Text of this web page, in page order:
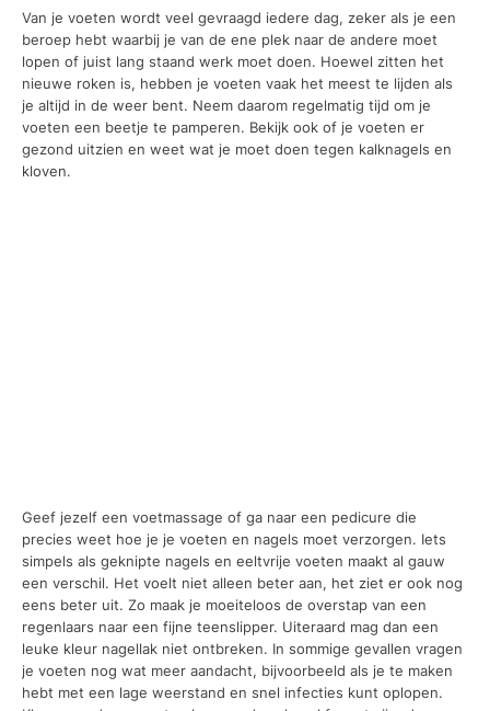
Van je voeten wordt veel gevraagd iedere dag, zeker als je een
beroep hebt waarbij je van de ene plek naar de andere moet
lopen of juist lang staand werk moet doen. Hoewel zitten het
nieuwe roken is, hebben je voeten vaak het meest te lijden als
je altijd in de weer bent. Neem daarom regelmatig tijd om je
voeten een beetje te pamperen. Bekijk ook of je voeten er
gezond uitzien en weet wat je moet doen tegen kalknagels en
kloven.
Geef jezelf een voetmassage of ga naar een pedicure die
precies weet hoe je je voeten en nagels moet verzorgen. Iets
simpels als geknipte nagels en eeltvrije voeten maakt al gauw
een verschil. Het voelt niet alleen beter aan, het ziet er ook nog
eens beter uit. Zo maak je moeiteloos de overstap van een
regenlaars naar een fijne teenslipper. Uiteraard mag dan een
leuke kleur nagellak niet ontbreken. In sommige gevallen vragen
je voeten nog wat meer aandacht, bijvoorbeeld als je te maken
hebt met een lage weerstand en snel infecties kunt oplopen.